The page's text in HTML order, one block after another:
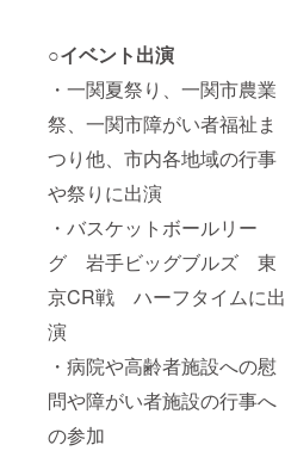
○イベント出演
・一関夏祭り、一関市農業
祭、一関市障がい者福祉ま
つり他、市内各地域の行事
や祭りに出演
・バスケットボールリー
グ 岩手ビッグブルズ 東
京CR戦 ハーフタイムに出
演
・病院や高齢者施設への慰
問や障がい者施設の行事へ
の参加